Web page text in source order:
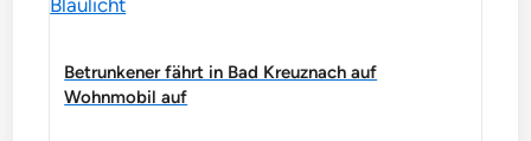
Betrunkener fährt in Bad Kreuznach auf
Wohnmobil auf